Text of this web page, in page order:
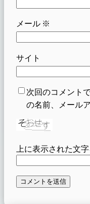
メール ※
サイト
次回のコメント
の名前、メール
上に表示された文